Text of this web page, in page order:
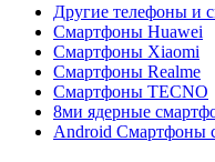
Другие телефоны и
Смартфоны Huawei
Смартфоны Xiaomi
Смартфоны Realme
Смартфоны TECNO
8ми ядерные
Android Смартфоны